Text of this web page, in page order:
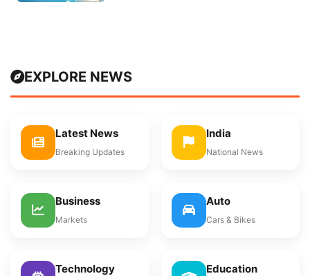
EXPLORE NEWS
Latest News
Breaking Updates
India
National News
Business
Markets
Auto
Cars & Bikes
Technology Education